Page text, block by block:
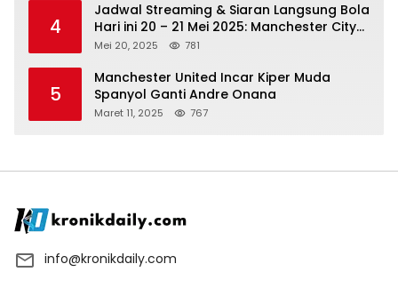
4
Jadwal Streaming & Siaran Langsung Bola
Hari ini 20 – 21 Mei 2025: Manchester City
vs Bournemouth
Mei 20, 2025 781
5
Manchester United Incar Kiper Muda
Spanyol Ganti Andre Onana
Maret 11, 2025 767
info@kronikdaily.com